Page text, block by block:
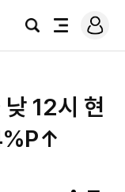
검
전
로
그
12시 현